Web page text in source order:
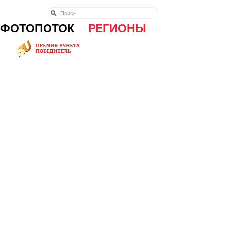
ФОТОПОТОК РЕГИОНЫ